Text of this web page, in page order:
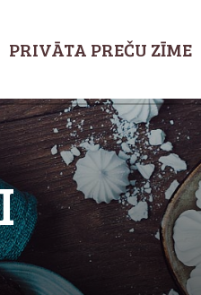
PRIVĀTA PREČU ZĪME